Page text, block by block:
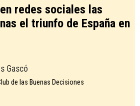
redes sociales las
el triunfo de España en
Gascó
de las Buenas Decisiones